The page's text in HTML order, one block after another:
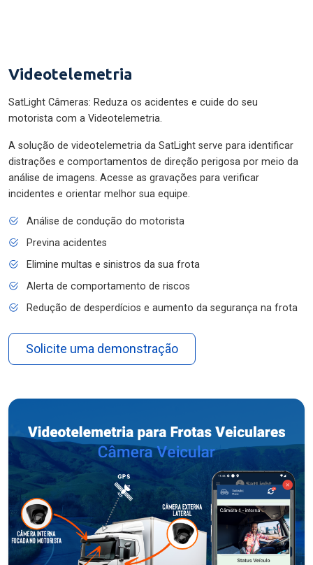
Videotelemetria
SatLight Câmeras: Reduza os acidentes e cuide do seu
motorista com a Videotelemetria.
A solução de videotelemetria da SatLight serve para identificar
distrações e comportamentos de direção perigosa por meio da
análise de imagens. Acesse as gravações para verificar
incidentes e orientar melhor sua equipe.
Análise de condução do motorista
Previna acidentes
Elimine multas e sinistros da sua frota
Alerta de comportamento de riscos
Redução de desperdícios e aumento da segurança na frota
Solicite uma demonstração